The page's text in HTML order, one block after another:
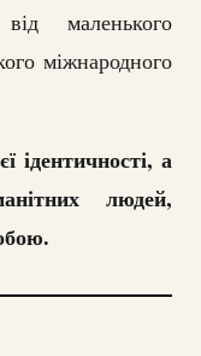
маленького
міжнародного
ідентичності, а
людей,